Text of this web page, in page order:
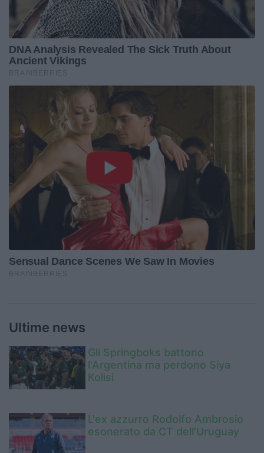
Ultime news
Gli Springboks battono
l'Argentina ma perdono Siya
Kolisi
L'ex azzurro Rodolfo Ambrosio
esonerato da CT dell'Uruguay